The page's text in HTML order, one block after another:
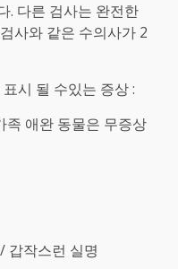
. 다른 검사는 완전한
사와 같은 수의사가 2
시 될 수있는 증상 :
애완 동물은 무증상
갑작스런 실명